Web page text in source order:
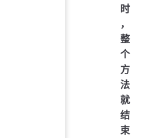
时
，
整
个
方
法
就
结
束